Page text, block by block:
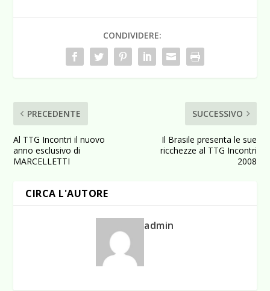
CONDIVIDERE:
PRECEDENTE
Al TTG Incontri il nuovo
anno esclusivo di
MARCELLETTI
SUCCESSIVO
Il Brasile presenta le sue
ricchezze al TTG Incontri
2008
CIRCA L'AUTORE
admin